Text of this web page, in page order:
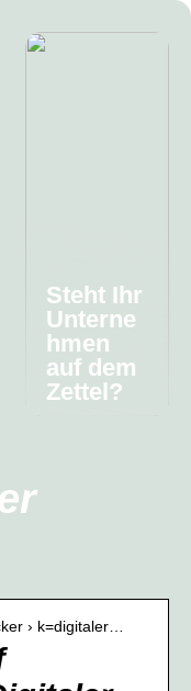
Steht Ihr
Unterne
hmen
auf dem
Zettel?
› k=digitaler…